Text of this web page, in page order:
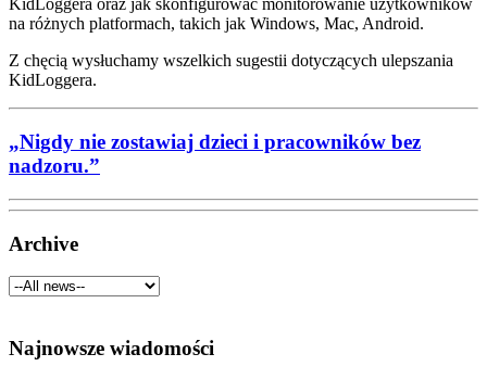
KidLoggera oraz jak skonfigurować monitorowanie użytkowników
na różnych platformach, takich jak Windows, Mac, Android.
Z chęcią wysłuchamy wszelkich sugestii dotyczących ulepszania
KidLoggera.
„Nigdy nie zostawiaj dzieci i pracowników bez
nadzoru.”
Archive
Najnowsze wiadomości